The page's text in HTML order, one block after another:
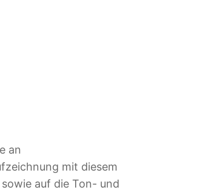
an
mit diesem
auf die Ton- und